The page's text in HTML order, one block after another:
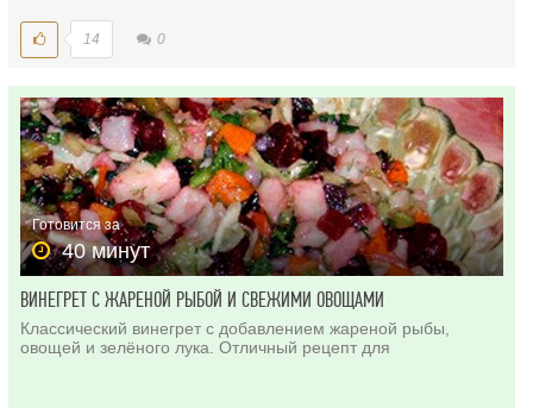
14 0
Готовится за
40 минут
ВИНЕГРЕТ С ЖАРЕНОЙ РЫБОЙ И СВЕЖИМИ ОВОЩАМИ
Классический винегрет с добавлением жареной рыбы,
овощей и зелёного лука. Отличный рецепт для